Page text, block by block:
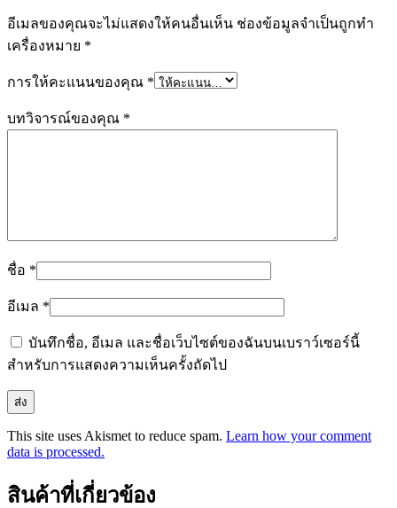
อีเมลของคุณจะไม่แสดงให้คนอื่นเห็น ช่องข้อมูลจำเป็นถูกทำ
เครื่องหมาย *
การให้คะแนนของคุณ *
บทวิจารณ์ของคุณ *
ชื่อ *
อีเมล *
บันทึกชื่อ, อีเมล และชื่อเว็บไซต์ของฉันบนเบราว์เซอร์นี้
สำหรับการแสดงความเห็นครั้งถัดไป
This site uses Akismet to reduce spam. Learn how your comment
data is processed.
สินค้าที่เกี่ยวข้อง